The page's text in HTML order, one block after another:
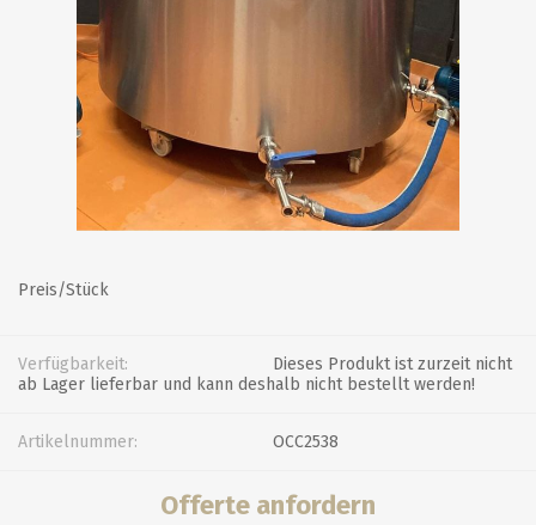
Preis/Stück
Verfügbarkeit:
Dieses Produkt ist zurzeit nicht
ab Lager lieferbar und kann deshalb nicht bestellt werden!
Artikelnummer: OCC2538
Offerte anfordern